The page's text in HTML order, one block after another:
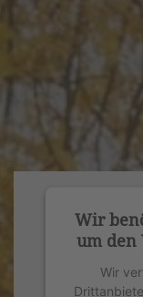
Wir
um den
Wir